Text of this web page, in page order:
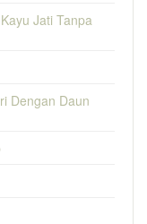
Jati Tanpa
Dengan Daun